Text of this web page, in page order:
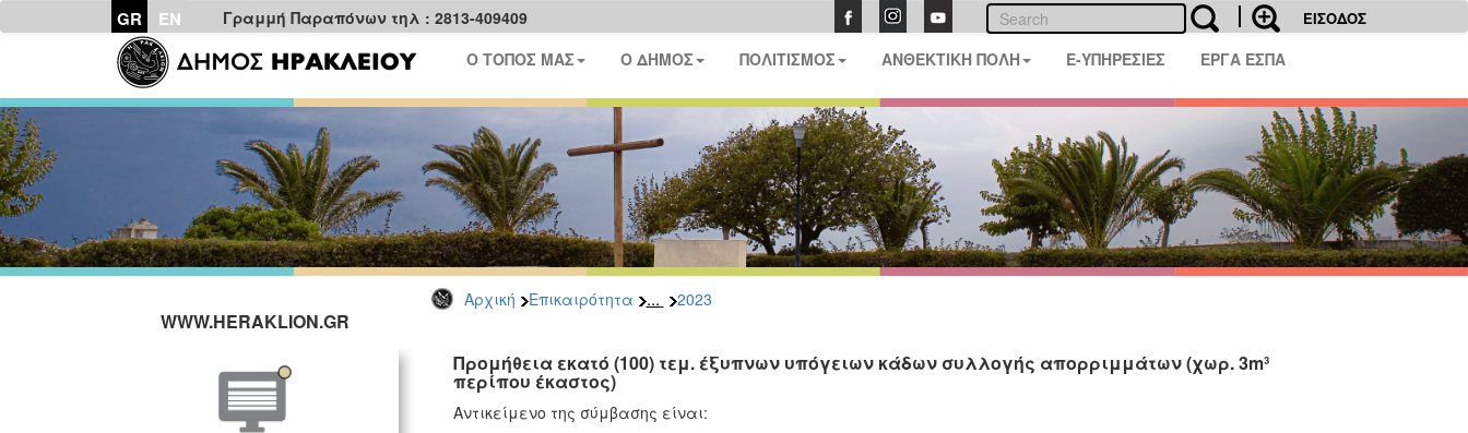
GR EN Γραμμή Παραπόνων τηλ : 2813-409409 ΕΙΣΟΔΟΣ
Ο ΤΟΠΟΣ ΜΑΣ Ο ΔΗΜΟΣ ΠΟΛΙΤΙΣΜΟΣ ΑΝΘΕΚΤΙΚΗ ΠΟΛΗ E-ΥΠΗΡΕΣΙΕΣ ΕΡΓΑ ΕΣΠΑ
Αρχική Επικαιρότητα ... 2023
WWW.HERAKLION.GR
Προμήθεια εκατό (100) τεμ. έξυπνων υπόγειων κάδων συλλογής απορριμμάτων (χωρ. 3m³
περίπου έκαστος)
Αντικείμενο της σύμβασης είναι: